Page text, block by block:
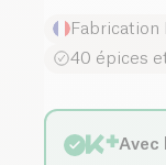
Fabrication
40 épices
Avec